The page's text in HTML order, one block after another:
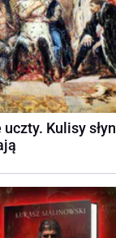
Kulisy